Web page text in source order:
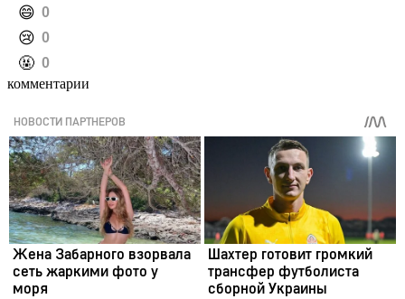
️😄 0
️😢 0
️🤬 0
комментарии